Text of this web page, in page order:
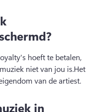
hoeft te betalen,
niet van jou is.Het
van de artiest.
in